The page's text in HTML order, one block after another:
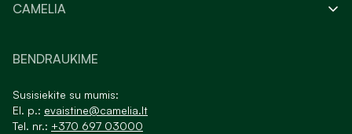
CAMELIA
BENDRAUKIME
Susisiekite su mumis:
El. p.: evaistine@camelia.lt
Tel. nr.: +370 697 03000